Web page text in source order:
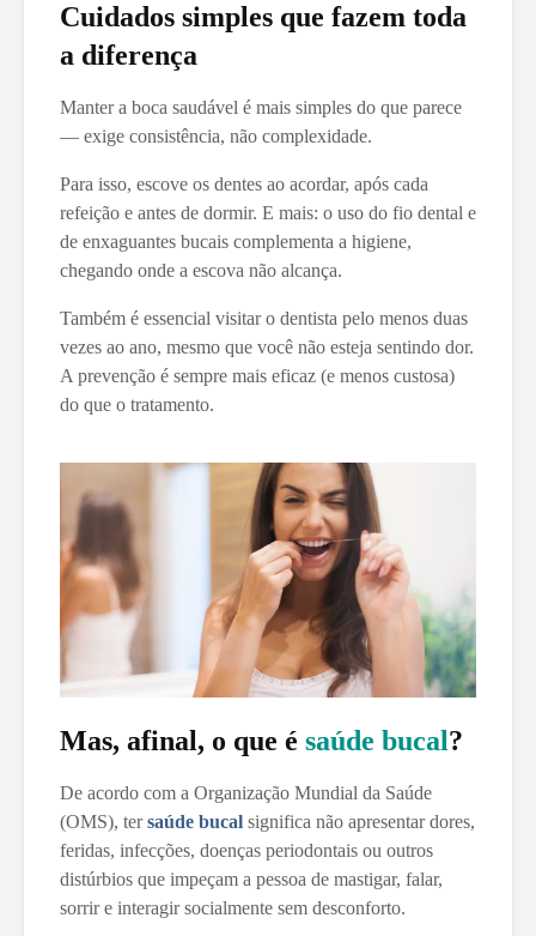
Cuidados simples que fazem toda
a diferença
Manter a boca saudável é mais simples do que parece
— exige consistência, não complexidade.
Para isso, escove os dentes ao acordar, após cada
refeição e antes de dormir. E mais: o uso do fio dental e
de enxaguantes bucais complementa a higiene,
chegando onde a escova não alcança.
Também é essencial visitar o dentista pelo menos duas
vezes ao ano, mesmo que você não esteja sentindo dor.
A prevenção é sempre mais eficaz (e menos custosa)
do que o tratamento.
Mas, afinal, o que é saúde bucal ?
De acordo com a Organização Mundial da Saúde
(OMS), tersaúde bucal significa não apresentar dores,
feridas, infecções, doenças periodontais ou outros
distúrbios que impeçam a pessoa de mastigar, falar,
sorrir e interagir socialmente sem desconforto.